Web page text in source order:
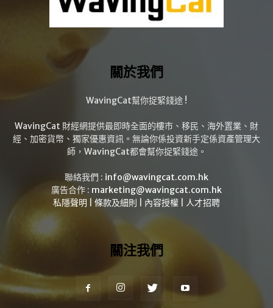
關於我們
WavingCat幫你捉緊錢途 !
WavingCat 財經網提供最即時全面的樓市、移民、海外置業、財
經、加密貨幣、獨家優惠資訊。無論你係投資新手定係資產管理大
師，WavingCat都會幫你捉緊錢途。
聯絡我們 : info@wavingcat.com.hk
廣告合作 : marketing@wavingcat.com.hk
私隱聲明
條款及細則 內容授權 人才招聘
關注我們